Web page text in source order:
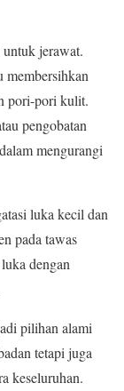
jerawat.
membersihkan
pori-pori kulit.
pengobatan
mengurangi
luka kecil dan
pada tawas
dengan
pilihan alami
tetapi juga
keseluruhan.